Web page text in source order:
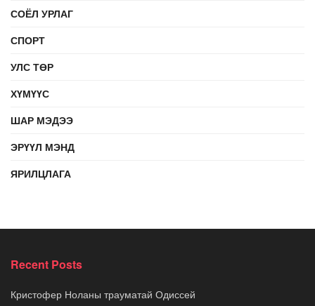
СОЁЛ УРЛАГ
СПОРТ
УЛС ТӨР
ХҮМҮҮС
ШАР МЭДЭЭ
ЭРҮҮЛ МЭНД
ЯРИЛЦЛАГА
Recent Posts
Кристофер Ноланы трауматай Одиссей